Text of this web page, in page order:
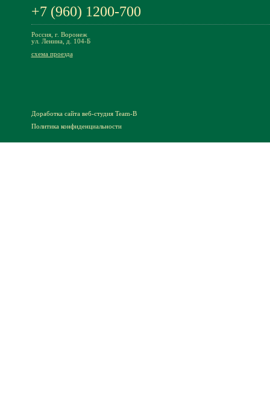
+7 (960) 1200-700
Россия, г. Воронеж
ул. Ленина, д. 104-Б
схема проезда
Доработка сайтавеб-студия Team-B
Политика конфиденциальности